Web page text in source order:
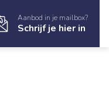
Aanbod in je mailbox?
Schrijf je hier in